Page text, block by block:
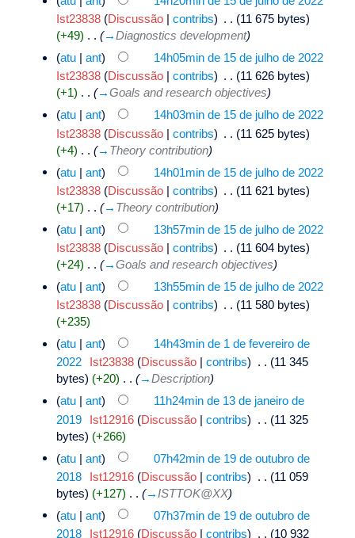
Ist23838 (Discussão |contribs) . . (11 675 bytes)
(+49) . . (→Diagnostics development)
(atu |ant)
14h05min de 15 de julho de 2022
Ist23838 (Discussão |contribs) . . (11 626 bytes)
(+1) . . (→Goals and research objectives)
(atu |ant)
14h03min de 15 de julho de 2022
Ist23838 (Discussão |contribs) . . (11 625 bytes)
(+4) . . (→ Theory contribution)
(atu |ant)
14h01min de 15 de julho de 2022
Ist23838 (Discussão |contribs) . . (11 621 bytes)
(+17) . . (→ Theory contribution)
(atu |ant)
13h57min de 15 de julho de 2022
Ist23838 (Discussão |contribs) . . (11 604 bytes)
(+24) . . (→Goals and research objectives)
(atu |ant)
13h55min de 15 de julho de 2022
Ist23838 (Discussão |contribs) . . (11 580 bytes)
(+235)
(atu |ant)
14h43min de 1 de fevereiro de
2022
Ist23838 (Discussão |contribs) . . (11 345
bytes) (+20) . . (→Description)
(atu |ant)
11h24min de 13 de janeiro de
2019
Ist12916 (Discussão |contribs) . . (11 325
bytes) (+266)
(atu |ant)
07h42min de 19 de outubro de
2018
Ist12916 (Discussão |contribs) . . (11 059
bytes) (+127) . . (→ ISTTOK@XX)
(atu |ant)
07h37min de 19 de outubro de
2018
Ist12916 (Discussão |contribs) . . (10 932